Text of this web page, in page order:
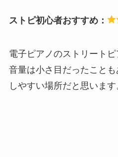
ストピ初心者おすすめ：
電子ピアノのストリートピ
音量は小さ目だったこと
しやすい場所だと思います